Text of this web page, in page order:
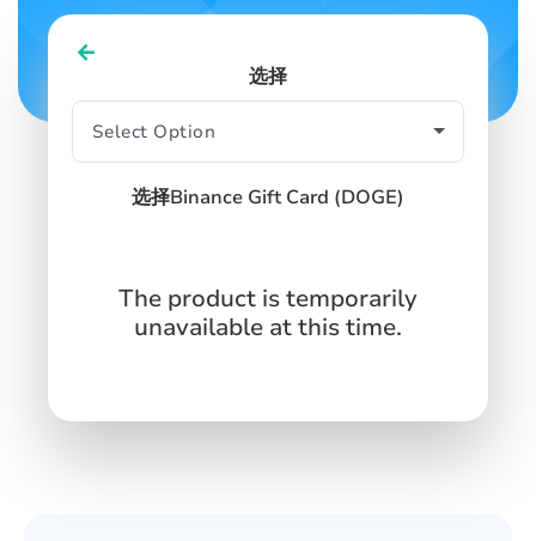
们
SIGN UP
选择
选择Binance Gift Card (DOGE)
The product is temporarily
unavailable at this time.